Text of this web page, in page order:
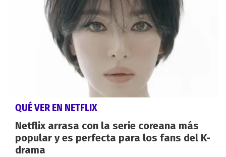
QUÉ VER EN NETFLIX
Netflix arrasa con la serie coreana más
popular y es perfecta para los fans del K-
drama